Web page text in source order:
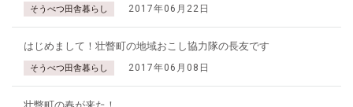
そうべつ田舎暮らし 2017年06月22日
はじめまして！壮瞥町の地域おこし協力隊の長友です
そうべつ田舎暮らし 2017年06月08日